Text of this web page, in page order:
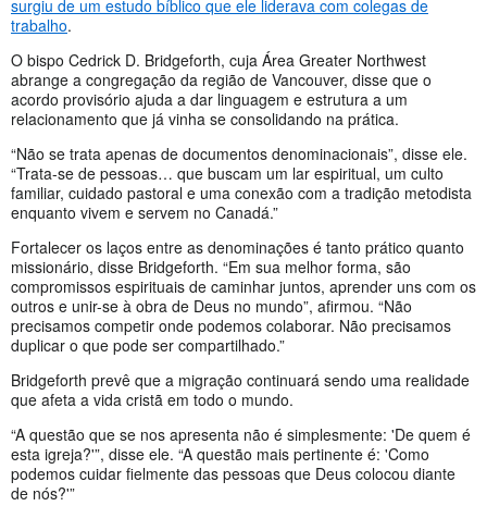
surgiu de um estudo bíblico que ele liderava com colegas de
trabalho.
O bispo Cedrick D. Bridgeforth, cuja Área Greater Northwest
abrange a congregação da região de Vancouver, disse que o
acordo provisório ajuda a dar linguagem e estrutura a um
relacionamento que já vinha se consolidando na prática.
“Não se trata apenas de documentos denominacionais”, disse ele.
“Trata-se de pessoas… que buscam um lar espiritual, um culto
familiar, cuidado pastoral e uma conexão com a tradição metodista
enquanto vivem e servem no Canadá.”
Fortalecer os laços entre as denominações é tanto prático quanto
missionário, disse Bridgeforth. “Em sua melhor forma, são
compromissos espirituais de caminhar juntos, aprender uns com os
outros e unir-se à obra de Deus no mundo”, afirmou. “Não
precisamos competir onde podemos colaborar. Não precisamos
duplicar o que pode ser compartilhado.”
Bridgeforth prevê que a migração continuará sendo uma realidade
que afeta a vida cristã em todo o mundo.
“A questão que se nos apresenta não é simplesmente: 'De quem é
esta igreja?'”, disse ele. “A questão mais pertinente é: 'Como
podemos cuidar fielmente das pessoas que Deus colocou diante
de nós?'”